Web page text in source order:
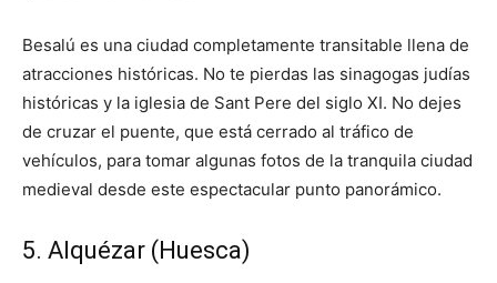
Besalú es una ciudad completamente transitable llena de
atracciones históricas. No te pierdas las sinagogas judías
históricas y la iglesia de Sant Pere del siglo XI. No dejes
de cruzar el puente, que está cerrado al tráfico de
vehículos, para tomar algunas fotos de la tranquila ciudad
medieval desde este espectacular punto panorámico.
5. Alquézar (Huesca)